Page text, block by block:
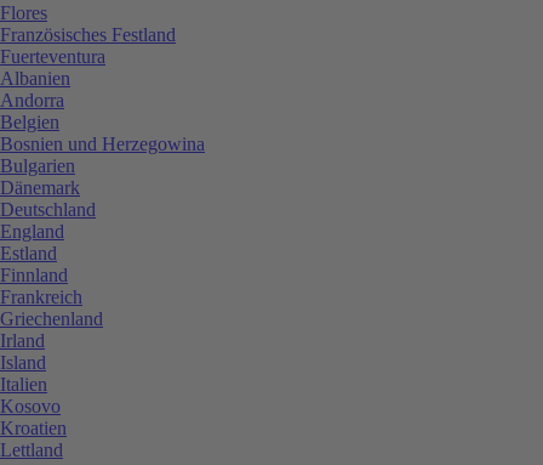
Flores
Französisches Festland
Fuerteventura
Albanien
Andorra
Belgien
Bosnien und Herzegowina
Bulgarien
Dänemark
Deutschland
England
Estland
Finnland
Frankreich
Griechenland
Irland
Island
Italien
Kosovo
Kroatien
Lettland